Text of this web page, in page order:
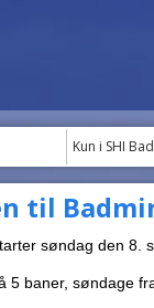
Kun i SHI
til
søndag den 8.
5 baner, søndage